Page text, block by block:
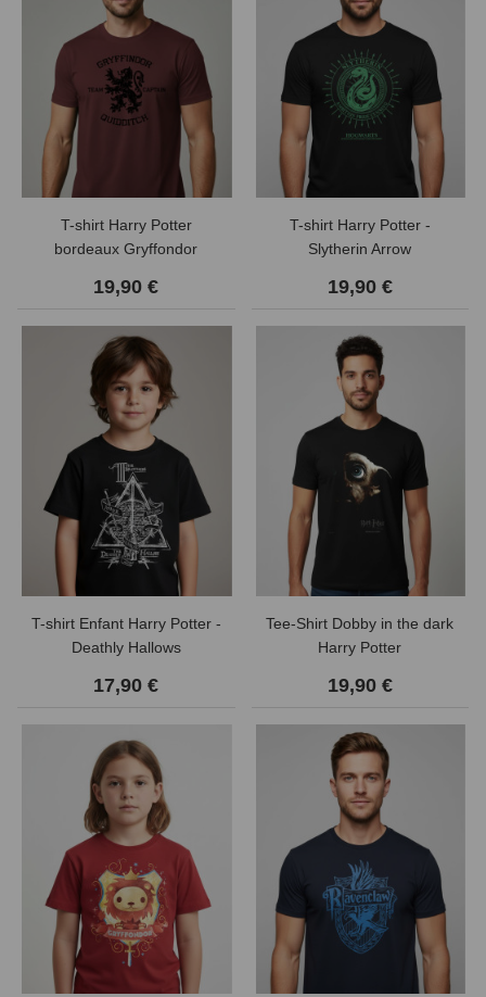
T-shirt Harry Potter
bordeaux Gryffondor
19,90 €
T-shirt Harry Potter -
Slytherin Arrow
19,90 €
T-shirt Enfant Harry Potter -
Deathly Hallows
17,90 €
Tee-Shirt Dobby in the dark
Harry Potter
19,90 €